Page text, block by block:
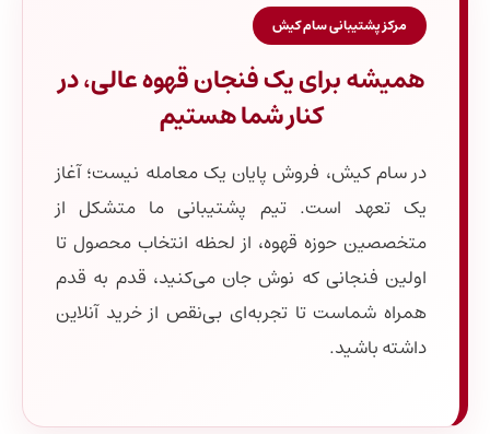
مرکز پشتیبانی سام کیش
همیشه برای یک فنجان قهوه عالی، در
کنار شما هستیم
در سام کیش، فروش پایان یک معامله نیست؛ آغاز
یک تعهد است. تیم پشتیبانی ما متشکل از
متخصصین حوزه قهوه، از لحظه انتخاب محصول تا
اولین فنجانی که نوش جان می‌کنید، قدم به قدم
همراه شماست تا تجربه‌ای بی‌نقص از خرید آنلاین
داشته باشید.